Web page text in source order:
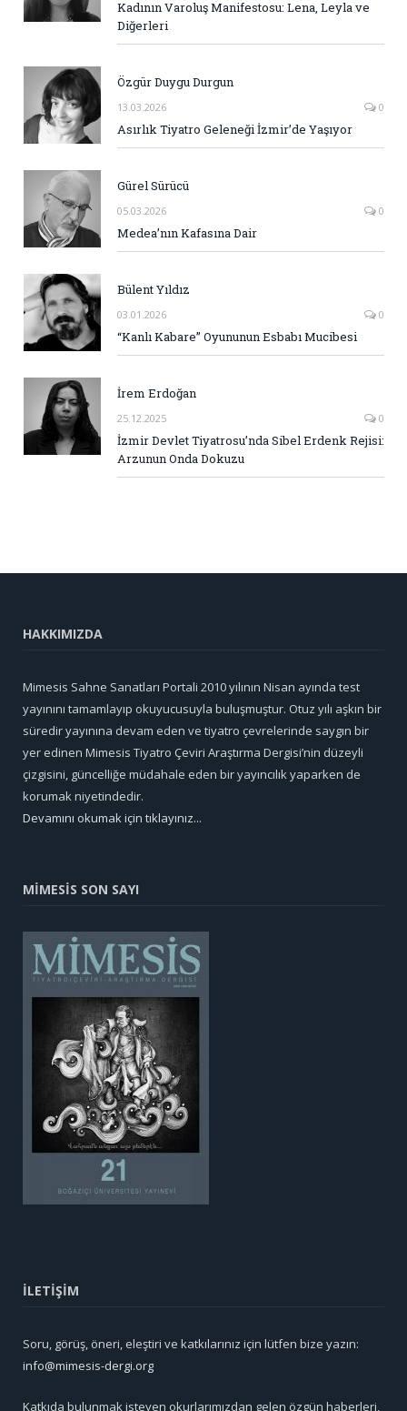
Kadının Varoluş Manifestosu: Lena, Leyla ve
Diğerleri
Özgür Duygu Durgun
13.03.2026 0
Asırlık Tiyatro Geleneği İzmir’de Yaşıyor
Gürel Sürücü
05.03.2026 0
Medea’nın Kafasına Dair
Bülent Yıldız
03.01.2026 0
“Kanlı Kabare” Oyununun Esbabı Mucibesi
İrem Erdoğan
25.12.2025 0
İzmir Devlet Tiyatrosu’nda Sibel Erdenk Rejisi:
Arzunun Onda Dokuzu
HAKKIMIZDA
Mimesis Sahne Sanatları Portali 2010 yılının Nisan ayında test
yayınını tamamlayıp okuyucusuyla buluşmuştur. Otuz yılı aşkın bir
süredir yayınına devam eden ve tiyatro çevrelerinde saygın bir
yer edinen Mimesis Tiyatro Çeviri Araştırma Dergisi’nin düzeyli
çizgisini, güncelliğe müdahale eden bir yayıncılık yaparken de
korumak niyetindedir.
Devamını okumak için tıklayınız...
MİMESİS SON SAYI
İLETİŞİM
Soru, görüş, öneri, eleştiri ve katkılarınız için lütfen bize yazın:
info@mimesis-dergi.org
Katkıda bulunmak isteyen okurlarımızdan gelen özgün haberleri,